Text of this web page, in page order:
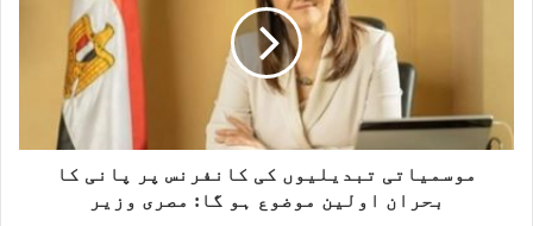
موسمیاتی تبدیلیوں کی کانفرنس پر پانی کا
بحران اولین موضوع ہو گا: مصری وزیر